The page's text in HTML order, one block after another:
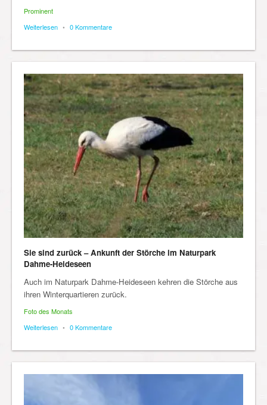
Prominent
Weiterlesen • 0 Kommentare
Sie sind zurück – Ankunft der Störche im Naturpark
Dahme-Heideseen
Auch im Naturpark Dahme-Heideseen kehren die Störche aus
ihren Winterquartieren zurück.
Foto des Monats
Weiterlesen • 0 Kommentare